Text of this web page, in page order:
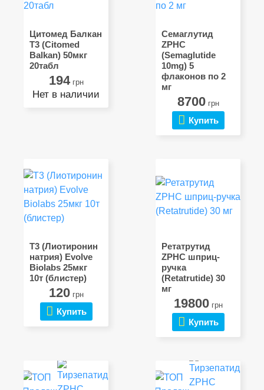
Цитомед Балкан
Т3 (Citomed
Balkan) 50мкг
20табл
194грн
Нет в наличии
Семаглутид
ZPHC
(Semaglutide
10mg) 5
флаконов по 2
мг
8700грн
Купить
Т3 (Лиотиронин
натрия) Evolve
Biolabs 25мкг
10т (блистер)
120грн
Купить
Ретатрутид
ZPHC шприц-
ручка
(Retatrutide) 30
мг
19800грн
Купить